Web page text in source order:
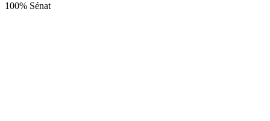
100% Sénat